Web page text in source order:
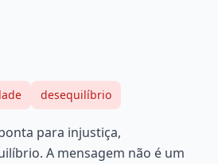
desequilíbrio
para injustiça,
A mensagem não é um